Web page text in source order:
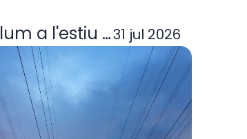
deixa d'operar? Guia
a l'estiu 2026: per què
31 jul 2026